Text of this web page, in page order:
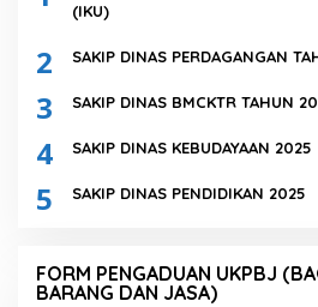
(IKU)
2 SAKIP DINAS PERDAGANGAN
3 SAKIP DINAS BMCKTR TAHUN
4 SAKIP DINAS KEBUDAYAAN 2025
5 SAKIP DINAS PENDIDIKAN 2025
FORM PENGADUAN UKPBJ
BARANG DAN JASA)